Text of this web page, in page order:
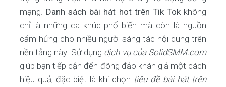
mạng. Danh sách bài hát hot trên Tik Tok không
chỉ là những ca khúc phổ biến mà còn là nguồn
cảm hứng cho nhiều người sáng tác nội dung trên
nền tảng này. Sử dụng dịch vụ của SolidSMM.com
giúp bạn tiếp cận đến đông đảo khán giả một cách
hiệu quả, đặc biệt là khi chọn tiêu đề bài hát trên